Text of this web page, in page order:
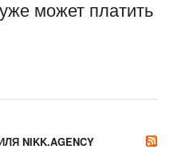
может платить
NIKK.AGENCY